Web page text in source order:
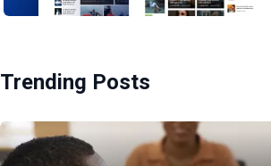
Trending Posts